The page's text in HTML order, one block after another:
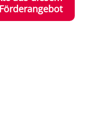
Förderangebot